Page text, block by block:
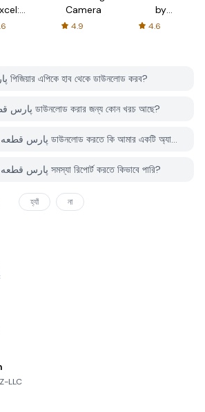
Camera
4.9
by
AFTVnews
4.6
আমি কিভাবে پارس قطعه পিজিয়ার এপিকে হাব থেকে ডাউনলোড করব?
পিজিয়ার এপিকে হাবে پارس قطعه ডাউনলোড করার জন্য কোন খরচ আছে?
পিজিয়ার এপিকে হাব থেকে پارس قطعه ডাউনলোড করতে কি আমার একটি অ্যাকাউন্ট দরকার?
পিজিয়ার এপিকে হাব থেকে پارس قطعه সমস্যা রিপোর্ট করতে কিভাবে পারি?
হ্যাঁ না
LLC